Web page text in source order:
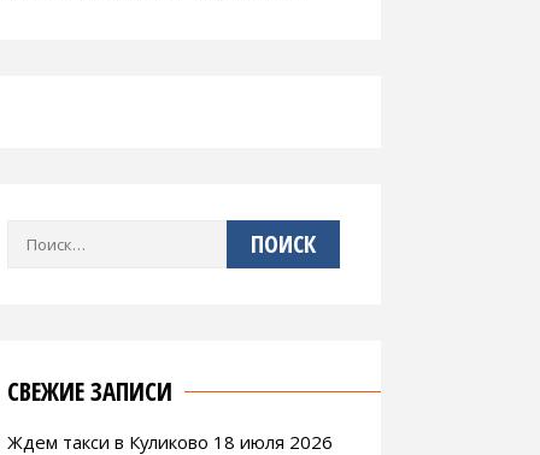
СВЕЖИЕ ЗАПИСИ
Ждем такси в Куликово 18 июля 2026